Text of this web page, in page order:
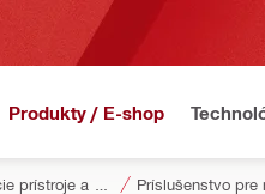
Produkty / E-shop